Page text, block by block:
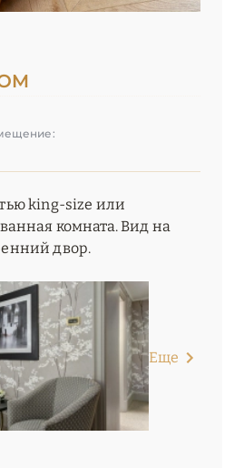
king-size или
комната. Вид на
двор.
Еще